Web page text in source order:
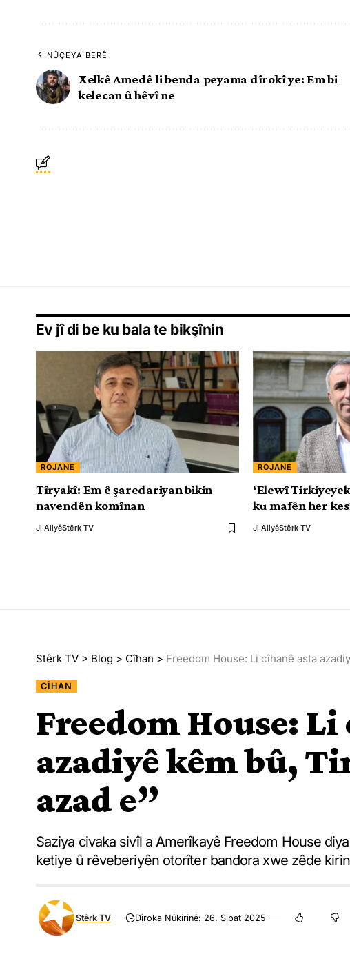
NÛÇEYA BERÊ
Xelkê Amedê li benda peyama dîrokî ye: Em bi
kelecan û hêvî ne
Ev jî di be ku bala te bikşînin
ROJANE
Tîryakî: Em ê şaredariyan bikin
navendên komînan
Ji AliyêStêrk TV
ROJANE
‘Elewî
ku mafên her
Ji AliyêStêrk TV
Stêrk TV > Blog > Cîhan > Freedom House: Li cîhanê asta
CÎHAN
Freedom House: Li
azadiyê kêm bû,
azad e”
Saziya civaka sivîl a Amerîkayê Freedom House
ketiye û rêveberiyên otorîter bandora xwe zêde
Stêrk TV Dîroka Nûkirinê: 26. Sibat 2025